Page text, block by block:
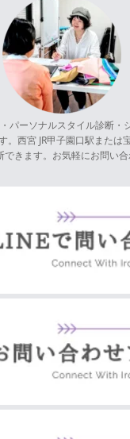
パーソナルスタイル診断・
。西宮 JR甲子園口駅または
できます。お気軽にお問い合